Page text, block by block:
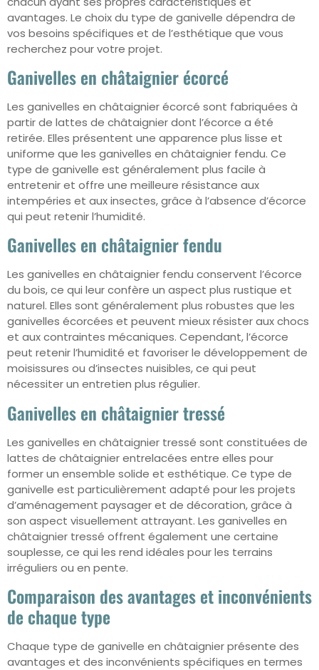
avantages. Le choix du type de ganivelle dépendra de
vos besoins spécifiques et de l’esthétique que vous
recherchez pour votre projet.
Ganivelles en châtaignier écorcé
Les ganivelles en châtaignier écorcé sont fabriquées à
partir de lattes de châtaignier dont l’écorce a été
retirée. Elles présentent une apparence plus lisse et
uniforme que les ganivelles en châtaignier fendu. Ce
type de ganivelle est généralement plus facile à
entretenir et offre une meilleure résistance aux
intempéries et aux insectes, grâce à l’absence d’écorce
qui peut retenir l’humidité.
Ganivelles en châtaignier fendu
Les ganivelles en châtaignier fendu conservent l’écorce
du bois, ce qui leur confère un aspect plus rustique et
naturel. Elles sont généralement plus robustes que les
ganivelles écorcées et peuvent mieux résister aux chocs
et aux contraintes mécaniques. Cependant, l’écorce
peut retenir l’humidité et favoriser le développement de
moisissures ou d’insectes nuisibles, ce qui peut
nécessiter un entretien plus régulier.
Ganivelles en châtaignier tressé
Les ganivelles en châtaignier tressé sont constituées de
lattes de châtaignier entrelacées entre elles pour
former un ensemble solide et esthétique. Ce type de
ganivelle est particulièrement adapté pour les projets
d’aménagement paysager et de décoration, grâce à
son aspect visuellement attrayant. Les ganivelles en
châtaignier tressé offrent également une certaine
souplesse, ce qui les rend idéales pour les terrains
irréguliers ou en pente.
Comparaison des avantages et inconvénients
de chaque type
Chaque type de ganivelle en châtaignier présente des
avantages et des inconvénients spécifiques en termes